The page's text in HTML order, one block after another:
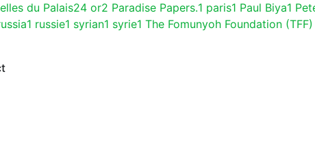
du Palais24 or2 Paradise Papers.1 paris1 Paul Biya1
1 russie1 syrian1 syrie1 The Fomunyoh Foundation (TFF)